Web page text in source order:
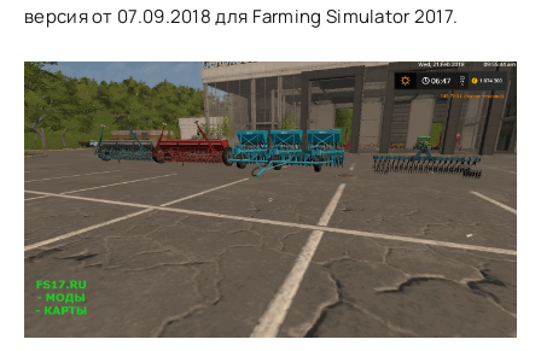
версия от 07.09.2018 для Farming Simulator 2017.